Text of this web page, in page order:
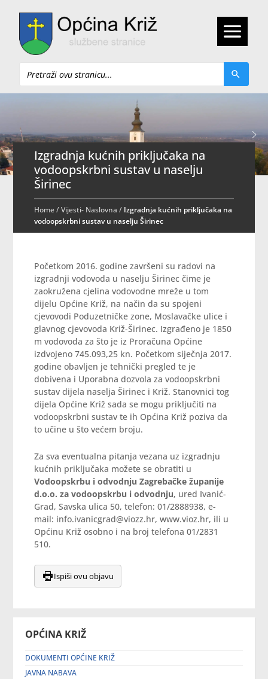
Pretraži
OPĆINA KRIŽ
DOKUMENTI OPĆINE KRIŽ
JAVNA NABAVA
Izgradnja kućnih priključaka na
vodoopskrbni sustav u naselju
Širinec
Home/Vijesti- Naslovna / Izgradnja kućnih priključaka na
vodoopskrbni sustav u naselju Širinec
Početkom 2016. godine završeni su radovi na
izgradnji vodovoda u naselju Širinec čime je
zaokružena cjelina vodovodne mreže u tom
dijelu Općine Križ, na način da su spojeni
cjevovodi Poduzetničke zone, Moslavačke ulice i
glavnog cjevovoda Križ-Širinec. Izgrađeno je 1850
m vodovoda za što je iz Proračuna Općine
izdvojeno 745.093,25 kn. Početkom siječnja 2017.
godine obavljen je tehnički pregled te je
dobivena i Uporabna dozvola za vodoopskrbni
sustav dijela naselja Širinec i Križ. Stanovnici tog
dijela Općine Križ sada se mogu priključiti na
vodoopskrbni sustav te ih Općina Križ poziva da
to učine u što većem broju.
Za sva eventualna pitanja vezana uz izgradnju
kućnih priključaka možete se obratiti u
Vodoopskrbu i odvodnju Zagrebačke županije
d.o.o. za vodoopskrbu i odvodnju, ured Ivanić-
Grad, Savska ulica 50, telefon: 01/2888938, e-
mail: info.ivanicgrad@viozz.hr, www.vioz.hr, ili u
Općinu Križ osobno i na broj telefona 01/2831
510.
Ispiši ovu objavu